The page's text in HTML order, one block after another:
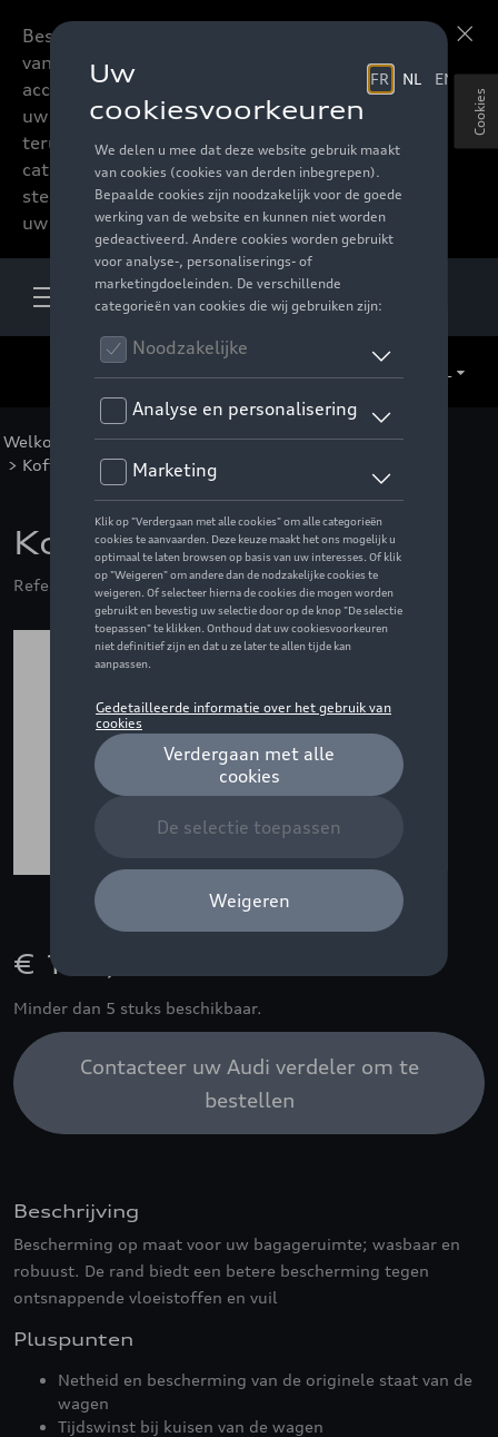
Beste accessoires-lovers,
vanaf nu kan u het hele
accessoire assortiment van
uw favoriete merk
terugvinden in de online
catalogus. Deze kunnen
steeds besteld worden via
uw verdeler.
Welkom Catalogus Audi >Comfort en bescherming
> Kofferschalen > Detail
Kofferschaal
Referentie: 8W6061180
€ 115,00
Minder dan 5 stuks beschikbaar.
Contacteer uw Audi verdeler om te
bestellen
Beschrijving
Bescherming op maat voor uw bagageruimte; wasbaar en
robuust. De rand biedt een betere bescherming tegen
ontsnappende vloeistoffen en vuil
Pluspunten
Netheid en bescherming van de originele staat van de
wagen
Tijdswinst bij kuisen van de wagen
Cookies